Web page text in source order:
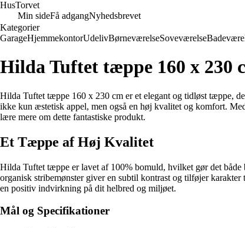
HusTorvet
Min sideFå adgangNyhedsbrevet
Kategorier
GarageHjemmekontorUdelivBørneværelseSoveværelse
Hilda Tuftet tæppe 160 x
Hilda Tuftet tæppe 160 x 230 cm er et elegant og tidløst tæppe,
ikke kun æstetisk appel, men også en høj kvalitet og komfort.
lære mere om dette fantastiske produkt.
Et Tæppe af Høj Kvalitet
Hilda Tuftet tæppe er lavet af 100% bomuld, hvilket gør det
organisk stribemønster giver en subtil kontrast og tilføjer
en positiv indvirkning på dit helbred og miljøet.
Mål og Specifikationer